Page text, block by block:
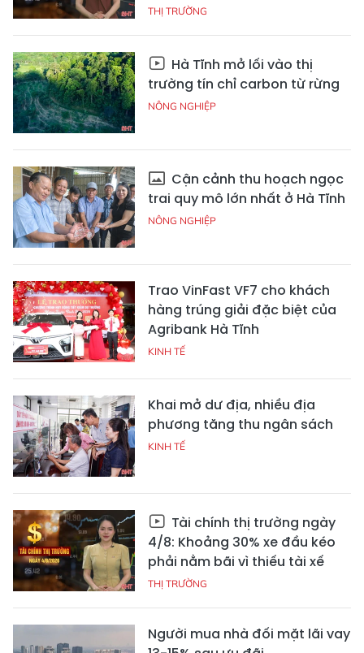
THỊ TRƯỜNG
Hà Tĩnh mở lối vào thị
trường tín chỉ carbon từ rừng
NÔNG NGHIỆP
Cận cảnh thu hoạch ngọc
trai quy mô lớn nhất ở Hà Tĩnh
NÔNG NGHIỆP
Trao VinFast VF7 cho khách
hàng trúng giải đặc biệt của
Agribank Hà Tĩnh
KINH TẾ
Khai mở dư địa, nhiều địa
phương tăng thu ngân sách
KINH TẾ
Tài chính thị trường ngày
4/8: Khoảng 30% xe đầu kéo
phải nằm bãi vì thiếu tài xế
THỊ TRƯỜNG
Người mua nhà đối mặt lãi vay